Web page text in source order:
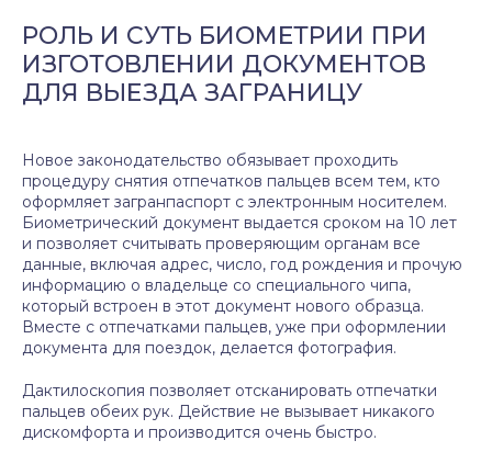
РОЛЬ И СУТЬ БИОМЕТРИИ ПРИ
ИЗГОТОВЛЕНИИ ДОКУМЕНТОВ
ДЛЯ ВЫЕЗДА ЗАГРАНИЦУ
Новое законодательство обязывает проходить
процедуру снятия отпечатков пальцев всем тем, кто
оформляет загранпаспорт с электронным носителем.
Биометрический документ выдается сроком на 10 лет
и позволяет считывать проверяющим органам все
данные, включая адрес, число, год рождения и прочую
информацию о владельце со специального чипа,
который встроен в этот документ нового образца.
Вместе с отпечатками пальцев, уже при оформлении
документа для поездок, делается фотография.
Дактилоскопия позволяет отсканировать отпечатки
пальцев обеих рук. Действие не вызывает никакого
дискомфорта и производится очень быстро.